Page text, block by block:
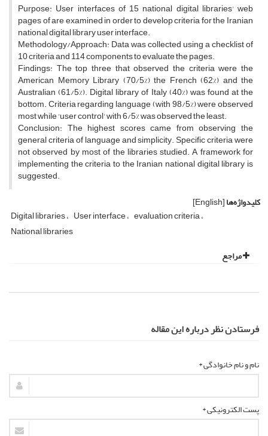
Purpose: User interfaces of 15 national digital libraries' web
pages of are examined in order to develop criteria for the Iranian
national digital library user interface.
Methodology/Approach: Data was collected using a checklist of
10 criteria and 114 components to evaluate the pages.
Findings: The top three that observed the criteria were the
American Memory Library (70/5%) the French (62%) and the
Australian (61/5%). Digital library of Italy (40%) was found at the
bottom. Criteria regarding language (with 98/5%) were observed
most while 'user control' with 6/5% was observed the least.
Conclusion: The highest scores came from observing the
general criteria of language and simplicity. Specific criteria were
not observed by most of the libraries studied. A framework for
implementing the criteria to the Iranian national digital library is
suggested.
کلیدواژه‌ها[English]
Digital libraries User interface evaluation criteria
National libraries
مراجع
فرستادن نظر درباره این مقاله
نام و نام خانوادگی *
پست الکترونیکی *